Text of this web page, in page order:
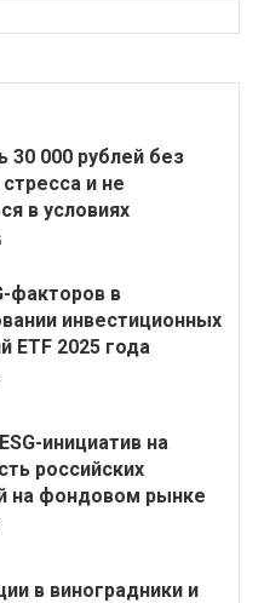
30 000 рублей без
и не
в условиях
факторов в
инвестиционных
ETF 2025 года
инициатив на
российских
на фондовом рынке
в виноградники и